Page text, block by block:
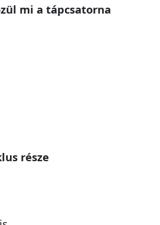
mi a tápcsatorna
része